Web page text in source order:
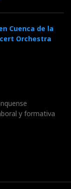
Cuenca de la
Orchestra
y formativa